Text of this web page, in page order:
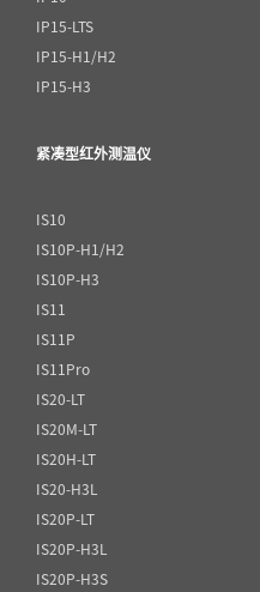
IP15-LTS
IP15-H1/H2
IP15-H3
紧凑型红外测温仪
IS10
IS10P-H1/H2
IS10P-H3
IS11
IS11P
IS11Pro
IS20-LT
IS20M-LT
IS20H-LT
IS20-H3L
IS20P-LT
IS20P-H3L
IS20P-H3S